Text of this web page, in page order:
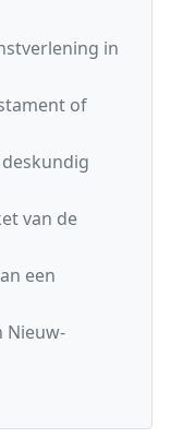
in
of
van de
een
Nieuw-